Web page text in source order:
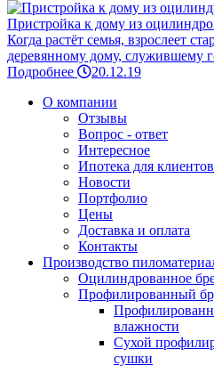
Пристройка к дому из
Когда растёт семья, взрослеет
деревянному дому, служившему
Подробнее
20.12.19
О компании
Отзывы
Вопрос - ответ
Интересное
Ипотека для клиентов
Новости
Портфолио
Цены
Доставка и оплата
Контакты
Производство
Оцилиндрованное
Профилированный
влажности
Сухой
сушки